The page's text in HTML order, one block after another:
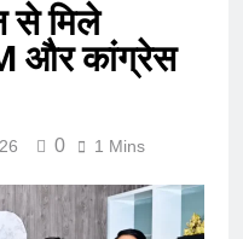
से मिले
और कांग्रेस
0 1 Mins